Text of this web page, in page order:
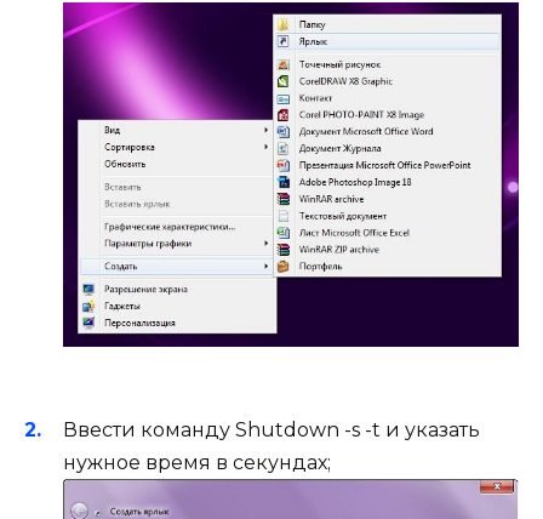
Ввести команду Shutdown -s -t и указать
нужное время в секундах;